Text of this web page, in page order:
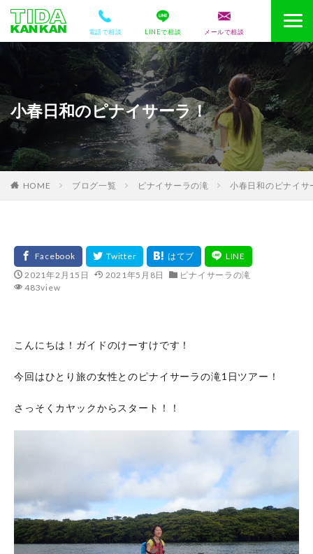
電話で相談 LINEで相談 メールで相談
小春日和のピナイサーラ！
HOME ブログ一覧 ピナイサーラの滝 小春日和のピナイサ
2021年2月15日 2021年5月8日
ピナイサーラの滝
483view
こんにちは！ガイドのけーすけです！
今回はひとり旅の女性とのピナイサーラの滝1日ツアー！
さっそくカヤックからスタート！！